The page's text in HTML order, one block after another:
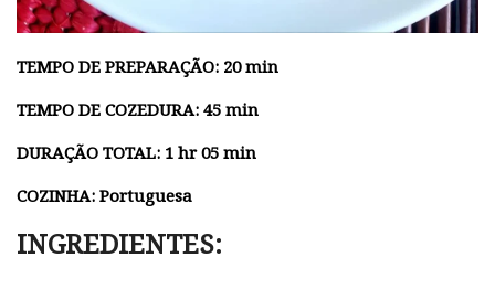
TEMPO DE PREPARAÇÃO: 20 min
TEMPO DE COZEDURA: 45 min
DURAÇÃO TOTAL: 1 hr 05 min
COZINHA: Portuguesa
INGREDIENTES: